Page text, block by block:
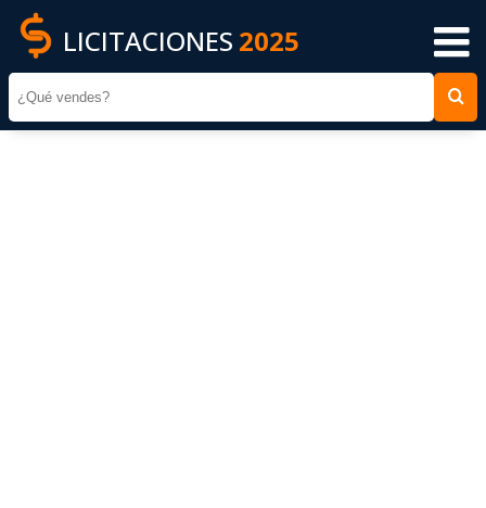
LICITACIONES 2025